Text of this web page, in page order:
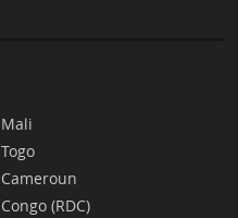
Mali
Togo
Cameroun
Congo (RDC)